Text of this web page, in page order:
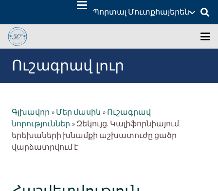
Պորտալ Մուտքհայերեն
Ուշագրավ լուր
Գլխավոր »Մեր մասին »Ուշագրավ
նորություններ »Զեկույց. Կալիֆորնիայում
երեխաների խնամքի աշխատուժը ցածր
վարձատրվում է